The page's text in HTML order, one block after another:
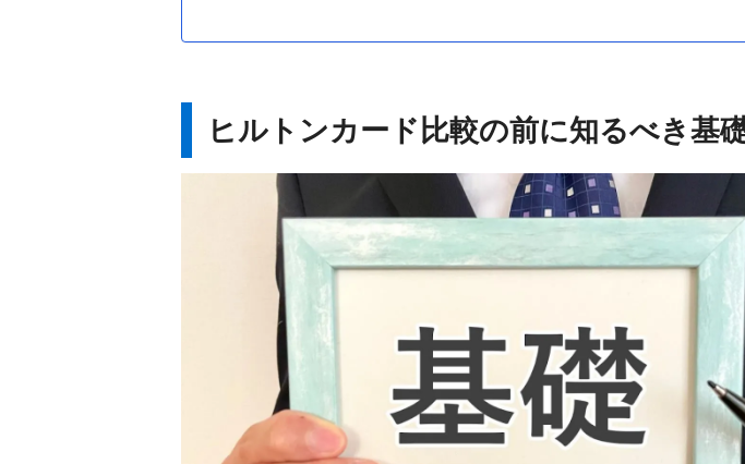
ヒルトンカード比較の前に知るべき基